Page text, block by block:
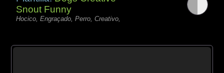
Snout Funny
Hocico, Engraçado, Perro, Creativo,